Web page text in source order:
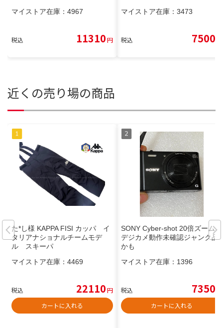
マイストア在庫： 4967
税込 11310円
マイストア在庫： 3473
税込 7500
近くの売り場の商品
た*し様 KAPPA FISI カッパ イ
タリアナショナルチームモデ
ル スキーパ
マイストア在庫： 4469
税込 22110円
カートに入れる
SONY Cyber-shot 20倍ズーム
デジカメ動作未確認ジャンク品
かも
マイストア在庫： 1396
税込 7350
カートに入れる